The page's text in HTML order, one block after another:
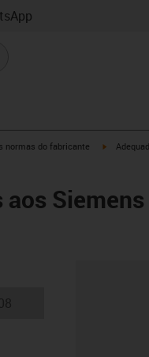
normas do fabricante igus-
Siemens